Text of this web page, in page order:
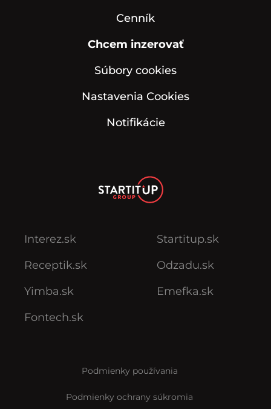
Cenník
Chcem inzerovať
Súbory cookies
Nastavenia Cookies
Notifikácie
Interez.sk
Receptik.sk
Yimba.sk
Fontech.sk
Startitup.sk
Odzadu.sk
Emefka.sk
Podmienky používania
Podmienky ochrany súkromia